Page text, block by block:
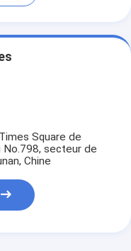
Square de
No.798, secteur de
Chine